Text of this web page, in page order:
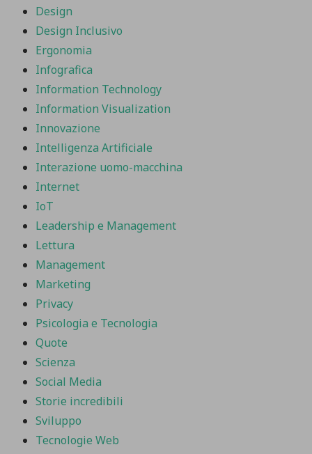
Design
Design Inclusivo
Ergonomia
Infografica
Information Technology
Information Visualization
Innovazione
Intelligenza Artificiale
Interazione uomo-macchina
Internet
IoT
Leadership e Management
Lettura
Management
Marketing
Privacy
Psicologia e Tecnologia
Quote
Scienza
Social Media
Storie incredibili
Sviluppo
Tecnologie Web